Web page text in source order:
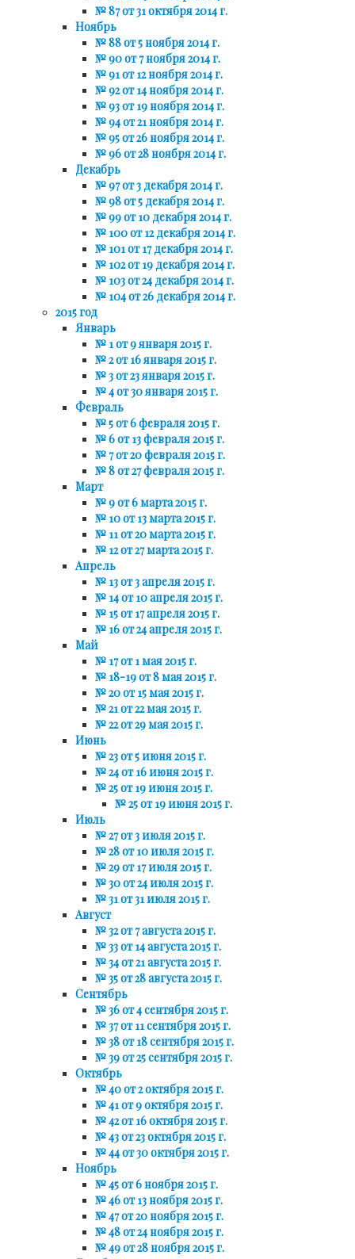
№ 87 от 31 октября 2014 г.
Ноябрь
№ 88 от 5 ноября 2014 г.
№ 90 от 7 ноября 2014 г.
№ 91 от 12 ноября 2014 г.
№ 92 от 14 ноября 2014 г.
№ 93 от 19 ноября 2014 г.
№ 94 от 21 ноября 2014 г.
№ 95 от 26 ноября 2014 г.
№ 96 от 28 ноября 2014 г.
Декабрь
№ 97 от 3 декабря 2014 г.
№ 98 от 5 декабря 2014 г.
№ 99 от 10 декабря 2014 г.
№ 100 от 12 декабря 2014 г.
№ 101 от 17 декабря 2014 г.
№ 102 от 19 декабря 2014 г.
№ 103 от 24 декабря 2014 г.
№ 104 от 26 декабря 2014 г.
2015 год
Январь
№ 1 от 9 января 2015 г.
№ 2 от 16 января 2015 г.
№ 3 от 23 января 2015 г.
№ 4 от 30 января 2015 г.
Февраль
№ 5 от 6 февраля 2015 г.
№ 6 от 13 февраля 2015 г.
№ 7 от 20 февраля 2015 г.
№ 8 от 27 февраля 2015 г.
Март
№ 9 от 6 марта 2015 г.
№ 10 от 13 марта 2015 г.
№ 11 от 20 марта 2015 г.
№ 12 от 27 марта 2015 г.
Апрель
№ 13 от 3 апреля 2015 г.
№ 14 от 10 апреля 2015 г.
№ 15 от 17 апреля 2015 г.
№ 16 от 24 апреля 2015 г.
Май
№ 17 от 1 мая 2015 г.
№ 18-19 от 8 мая 2015 г.
№ 20 от 15 мая 2015 г.
№ 21 от 22 мая 2015 г.
№ 22 от 29 мая 2015 г.
Июнь
№ 23 от 5 июня 2015 г.
№ 24 от 16 июня 2015 г.
№ 25 от 19 июня 2015 г.
№ 25 от 19 июня 2015 г.
Июль
№ 27 от 3 июля 2015 г.
№ 28 от 10 июля 2015 г.
№ 29 от 17 июля 2015 г.
№ 30 от 24 июля 2015 г.
№ 31 от 31 июля 2015 г.
Август
№ 32 от 7 августа 2015 г.
№ 33 от 14 августа 2015 г.
№ 34 от 21 августа 2015 г.
№ 35 от 28 августа 2015 г.
Сентябрь
№ 36 от 4 сентября 2015 г.
№ 37 от 11 сентября 2015 г.
№ 38 от 18 сентября 2015 г.
№ 39 от 25 сентября 2015 г.
Октябрь
№ 40 от 2 октября 2015 г.
№ 41 от 9 октября 2015 г.
№ 42 от 16 октября 2015 г.
№ 43 от 23 октября 2015 г.
№ 44 от 30 октября 2015 г.
Ноябрь
№ 45 от 6 ноября 2015 г.
№ 46 от 13 ноября 2015 г.
№ 47 от 20 ноября 2015 г.
№ 48 от 24 ноября 2015 г.
№ 49 от 28 ноября 2015 г.